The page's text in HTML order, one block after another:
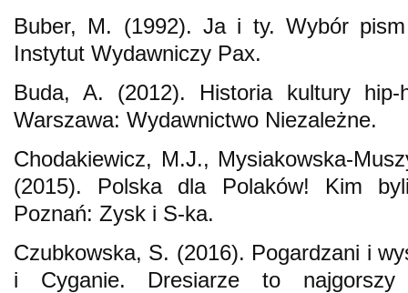
Buber, M. (1992). Ja i ty. Wybór
Instytut Wydawniczy Pax.
Buda, A. (2012). Historia kultury hip-
Warszawa: Wydawnictwo Niezależne.
Chodakiewicz, M.J., Mysiakowska-
(2015). Polska dla Polaków! Kim
Poznań: Zysk i S-ka.
Czubkowska, S. (2016). Pogardzani i
i Cyganie. Dresiarze to najgorszy